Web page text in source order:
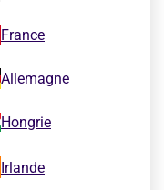
France
Allemagne
Hongrie
Irlande